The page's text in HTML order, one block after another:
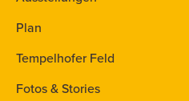
Plan
Tempelhofer Feld
Fotos & Stories